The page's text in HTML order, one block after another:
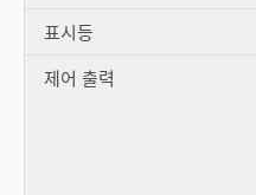
표시등
제어 출력